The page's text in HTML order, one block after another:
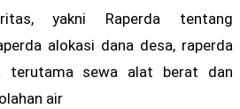
yakni Raperda tentang
alokasi dana desa, raperda
terutama sewa alat berat dan
air